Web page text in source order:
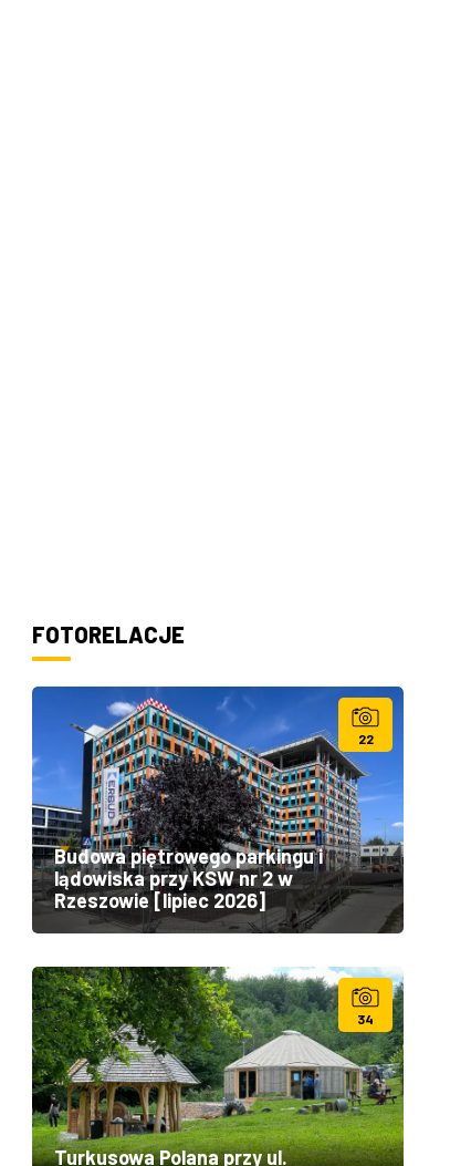
FOTORELACJE
22
Budowa piętrowego parkingu i
lądowiska przy KSW nr 2 w
Rzeszowie [lipiec 2026]
34
Turkusowa Polana przy ul.